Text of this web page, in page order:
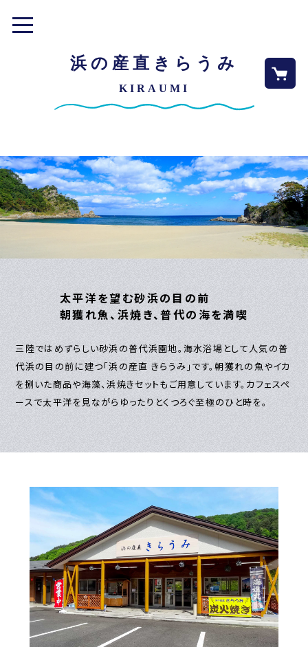
toggle
浜の産直きらうみ
KIRAUMI
太平洋を望む砂浜の目の前
朝獲れ魚、浜焼き、普代の海を満喫
三陸ではめずらしい砂浜の普代浜園地。海水浴場として人気の普
代浜の目の前に建つ「浜の産直 きらうみ」です。朝獲れの魚やイカ
を捌いた商品や海藻、浜焼きセットもご用意しています。カフェスペ
ースで太平洋を見ながらゆったりとくつろぐ至極のひと時を。